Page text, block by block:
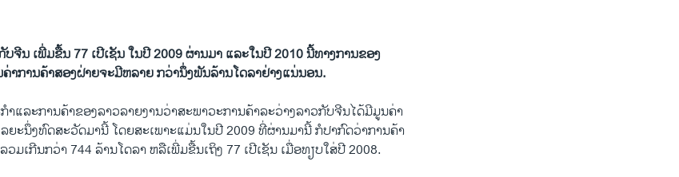
ຈີນ ເພີ່ມຂື້ນ 77 ເປີເຊັນ ໃນປີ 2009 ຜ່ານມາ ແລະໃນປີ 2010 ນີ້ທາງການຂອງ
າການຄ້າສອງຝ່າຍຈະມີຫລາຍ ກວ່ານຶ່ງພັນລ້ານໂດລາຢ່າງແນ່ນອນ.
ແລະ​ການ​ຄ້າ​ຂອງ​ລາວ​ລາຍ​ງານ​ວ່າສະພາວະ​ການຄ້າ​ລະ​ວ່າງລາວ​ກັບ​ຈີນ​ໄດ້​ມີ​ມູນ​ຄ່າ
ຍະ​ນຶ່ງ​ທົດ​ສະ​ວັດ​ມາ​ນີ້ ​ໂດຍ​ສະ​ເພາະ​ແມ່ນ​ໃນ​ປີ 2009 ທີ່​ຜ່ານ​ມາ​ນີ້ ກໍ​ປາກົດ​ວ່າການ​ຄ້າ​
ມ​ເກີນ​ກວ່າ 744 ລ້ານ​ໂດ​ລາ ຫລື​ເພີ່ມ​ຂື້ນ​ເຖິງ 77 ​ເປີ​ເຊັນ ​ເມື່ອ​ທຽບ​ໃສ່​ປີ 2008.